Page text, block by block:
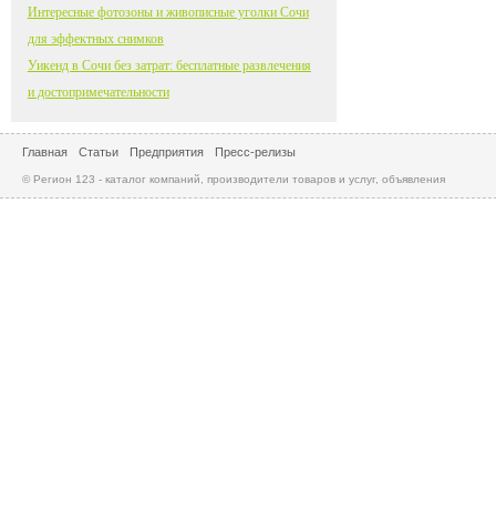
Интересные фотозоны и живописные уголки Сочи
для эффектных снимков
Уикенд в Сочи без затрат: бесплатные развлечения
и достопримечательности
Главная Статьи Предприятия Пресс-релизы
© Регион 123 - каталог компаний, производители товаров и услуг, объявления